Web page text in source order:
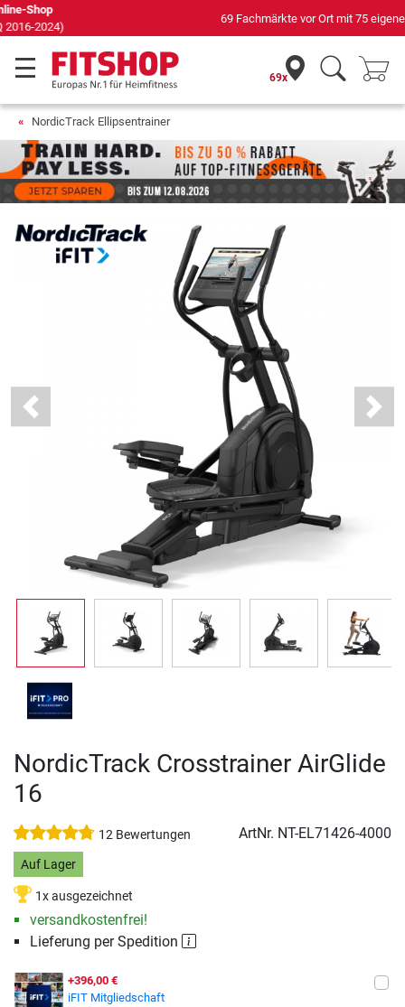
69 Fachmärkte vor Ort mit 75 eigenen Servicetechnikern
69x
NordicTrack Ellipsentrainer
Previous Next
NordicTrack Crosstrainer AirGlide
16
12 Bewertungen ArtNr. NT-EL71426-4000
Auf Lager
1x ausgezeichnet
versandkostenfrei!
Lieferung per Spedition
+396,00 €
iFIT Mitgliedschaft